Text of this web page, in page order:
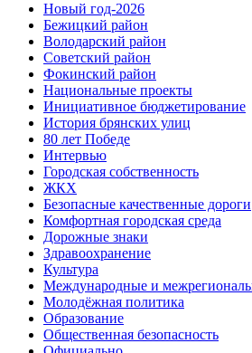
Новый год-2026
Бежицкий район
Володарский район
Советский район
Фокинский район
Национальные проекты
Инициативное бюджетирование
История брянских улиц
80 лет Победе
Интервью
Городская собственность
ЖКХ
Безопасные качественные дороги
Комфортная городская среда
Дорожные знаки
Здравоохранение
Культура
Международные и
Молодёжная политика
Образование
Общественная безопасность